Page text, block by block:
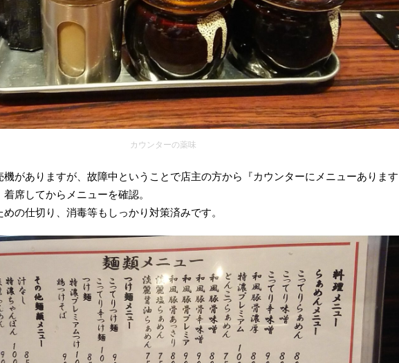
カウンターの薬味
機がありますが、故障中ということで店主の方から『カウンターにメニューあります
席してからメニューを確認。
の仕切り、消毒等もしっかり対策済みです。